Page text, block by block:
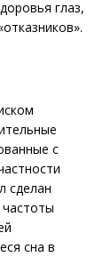
глаз,
с
сделан
сна в